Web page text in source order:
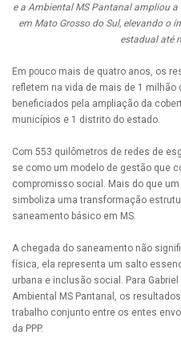
e a Ambiental MS Pantanal ampliou
em Mato Grosso do Sul, elevando o
estadual até
Em pouco mais de quatro anos, os
refletem na vida de mais de 1 milhão
beneficiados pela ampliação da
municípios e 1 distrito do estado.
Com 553 quilômetros de redes de
se como um modelo de gestão que
compromisso social. Mais do que
simboliza uma transformação
saneamento básico em MS.
A chegada do saneamento não
física, ela representa um salto
urbana e inclusão social. Para
Ambiental MS Pantanal, os
trabalho conjunto entre os entes
da PPP.